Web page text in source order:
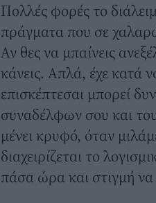
Πολλές φορές το
πράγματα που σε
Αν θες να μπαίνεις
κάνεις. Απλά, έχε κατά
επισκέπτεσαι μπορεί
συναδέλφων σου και
μένει κρυφό, όταν
διαχειρίζεται το
πάσα ώρα και στιγμή